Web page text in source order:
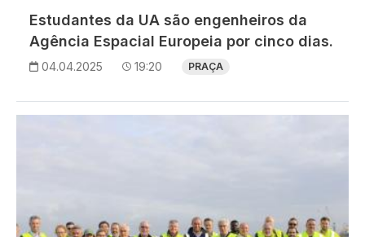
Estudantes da UA são engenheiros da
Agência Espacial Europeia por cinco dias.
04.04.2025 19:20 PRAÇA